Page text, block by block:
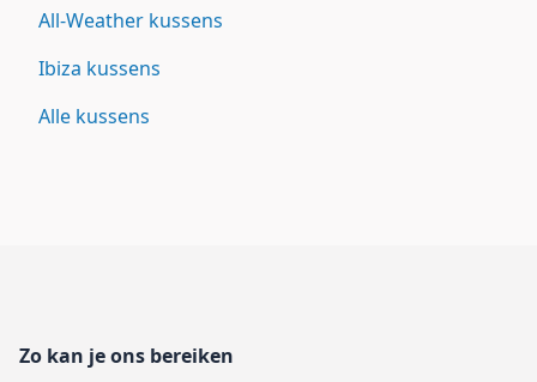
All-Weather kussens
Ibiza kussens
Alle kussens
Zo kan je ons bereiken